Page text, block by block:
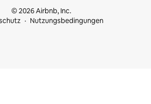
© 2026 Airbnb, Inc.
Nutzungsbedingungen